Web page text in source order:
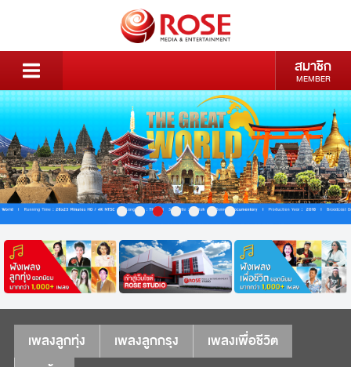
สมาชิก
MEMBER
เพลงลูกทุ่ง เพลงลูกกรุง
เพลงเพื่อชีวิต